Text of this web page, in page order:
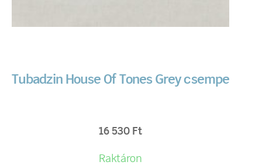
Tubadzin House Of Tones Grey csempe
16 530 Ft
Raktáron